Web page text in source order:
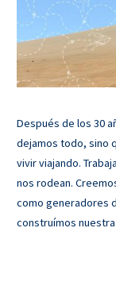
Después de los 30
dejamos todo, sino
vivir viajando.
nos rodean.
como generadores
construímos